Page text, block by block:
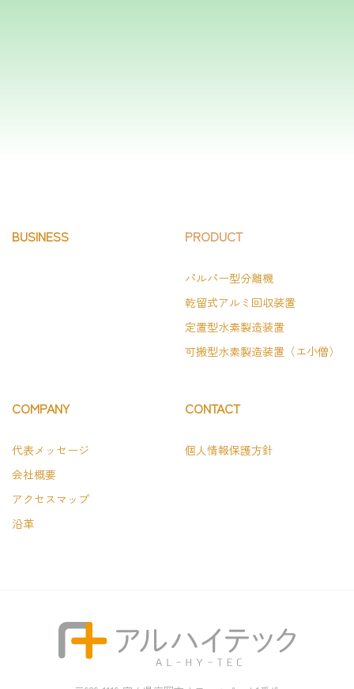
BUSINESS PRODUCT
パルパー型分離機
乾留式アルミ回収装置
定置型水素製造装置
可搬型水素製造装置（エ小僧）
COMPANY
代表メッセージ
会社概要
アクセスマップ
沿革
CONTACT
個人情報保護方針